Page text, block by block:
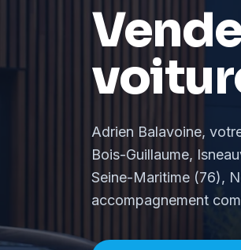
Adrien Balavoine,
Bois-Guillaume,
Seine-Maritime (76),
accompagnement